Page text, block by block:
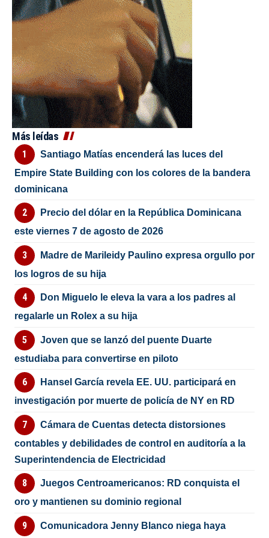
Más leídas
Santiago Matías encenderá las luces del
Empire State Building con los colores de la bandera
dominicana
Precio del dólar en la República Dominicana
este viernes 7 de agosto de 2026
Madre de Marileidy Paulino expresa orgullo por
los logros de su hija
Don Miguelo le eleva la vara a los padres al
regalarle un Rolex a su hija
Joven que se lanzó del puente Duarte
estudiaba para convertirse en piloto
Hansel García revela EE. UU. participará en
investigación por muerte de policía de NY en RD
Cámara de Cuentas detecta distorsiones
contables y debilidades de control en auditoría a la
Superintendencia de Electricidad
Juegos Centroamericanos: RD conquista el
oro y mantienen su dominio regional
Comunicadora Jenny Blanco niega haya